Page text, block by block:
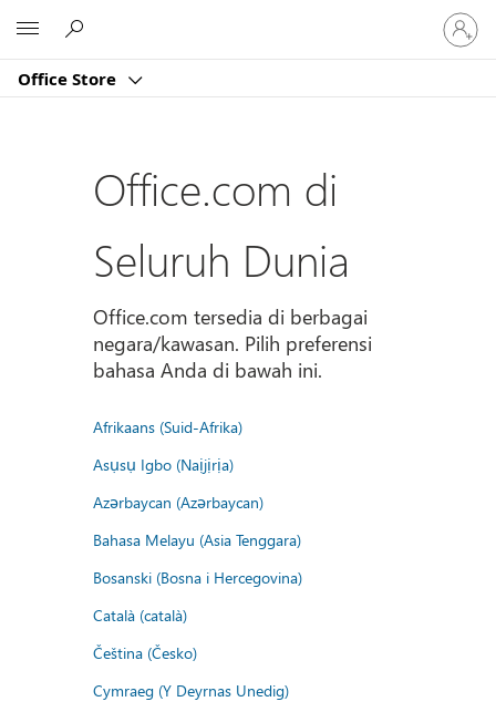
Office Store
Masuk
ke
akun
Office.com di
Seluruh Dunia
Office.com tersedia di berbagai
negara/kawasan. Pilih preferensi
bahasa Anda di bawah ini.
Afrikaans (Suid-Afrika)
Asụsụ Igbo (Naịjịrịa)
Azərbaycan (Azərbaycan)
Bahasa Melayu (Asia Tenggara)
Bosanski (Bosna i Hercegovina)
Català (català)
Čeština (Česko)
Cymraeg (Y Deyrnas Unedig)